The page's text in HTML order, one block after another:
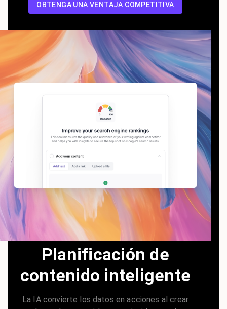
OBTENGA UNA VENTAJA COMPETITIVA
Planificación de
contenido inteligente
La IA convierte los datos en acciones al crear